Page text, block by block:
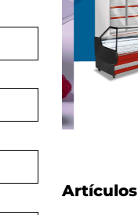
Artículos